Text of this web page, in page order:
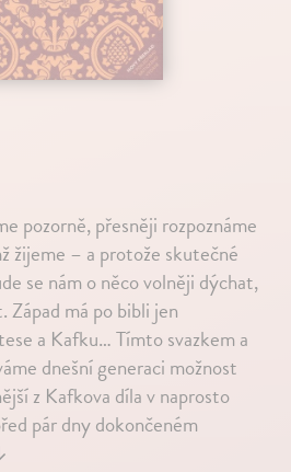
pozorně, přesněji rozpoznáme
žijeme – a protože skutečné
se nám o něco volněji dýchat,
Západ má po bibli jen
a Kafku… Tímto svazkem a
dnešní generaci možnost
z Kafkova díla v naprosto
pár dny dokončeném